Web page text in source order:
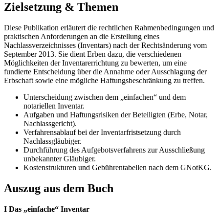
Zielsetzung & Themen
Diese Publikation erläutert die rechtlichen Rahmenbedingungen und
praktischen Anforderungen an die Erstellung eines
Nachlassverzeichnisses (Inventars) nach der Rechtsänderung vom
September 2013. Sie dient Erben dazu, die verschiedenen
Möglichkeiten der Inventarerrichtung zu bewerten, um eine
fundierte Entscheidung über die Annahme oder Ausschlagung der
Erbschaft sowie eine mögliche Haftungsbeschränkung zu treffen.
Unterscheidung zwischen dem „einfachen“ und dem
notariellen Inventar.
Aufgaben und Haftungsrisiken der Beteiligten (Erbe, Notar,
Nachlassgericht).
Verfahrensablauf bei der Inventarfristsetzung durch
Nachlassgläubiger.
Durchführung des Aufgebotsverfahrens zur Ausschließung
unbekannter Gläubiger.
Kostenstrukturen und Gebührentabellen nach dem GNotKG.
Auszug aus dem Buch
I Das „einfache“ Inventar